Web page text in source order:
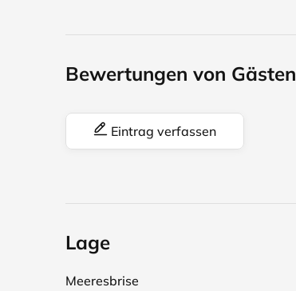
Bewertungen von Gästen
Eintrag verfassen
Lage
Meeresbrise